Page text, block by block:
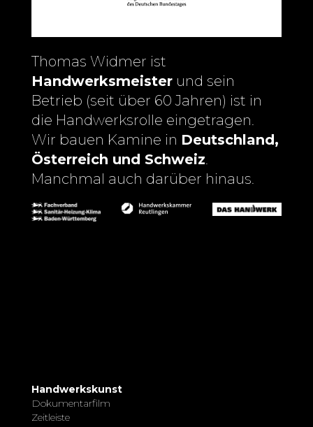
Thomas Widmer ist
Handwerksmeister und sein
Betrieb (seit über 60 Jahren) ist in
die Handwerksrolle eingetragen.
Wir bauen Kamine in Deutschland,
Österreich und Schweiz
Manchmal auch darüber hinaus.
Handwerkskunst
Dokumentarfilm
Zeitleiste